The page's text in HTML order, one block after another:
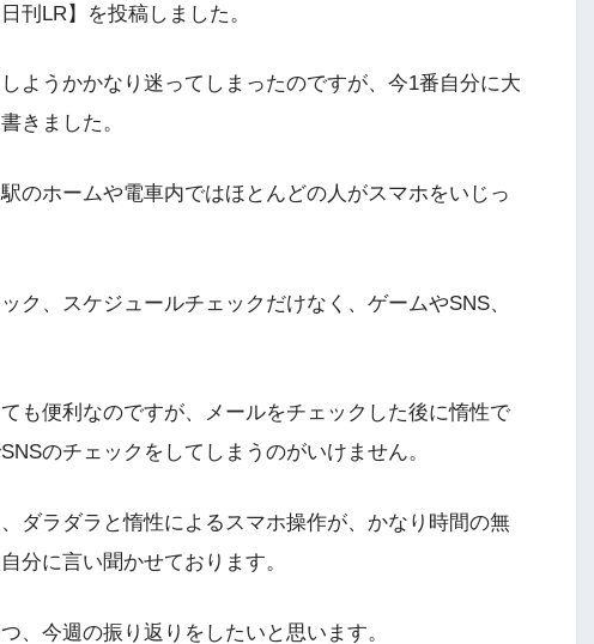
刊LR】を投稿しました。
ようかかなり迷ってしまったのですが、今1番自分に大
きました。
のホームや電車内ではほとんどの人がスマホをいじっ
ク、スケジュールチェックだけなく、ゲームやSNS、
も便利なのですが、メールをチェックした後に惰性で
のチェックをしてしまうのがいけません。
ダラダラと惰性によるスマホ操作が、かなり時間の無
分に言い聞かせております。
、今週の振り返りをしたいと思います。